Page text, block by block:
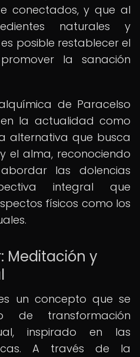
conectados, y que al
naturales y
posible restablecer el
la sanación
de Paracelso
la actualidad como
alternativa que busca
el alma, reconociendo
las dolencias
integral que
físicos como los
Meditación y
un concepto que se
de transformación
inspirado en las
A través de la